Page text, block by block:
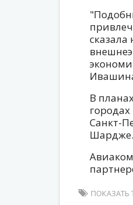
В
Санкт-
Шардже.
ПОКАЗАТЬ